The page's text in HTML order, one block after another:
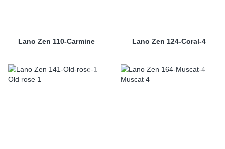
Lano Zen 110-Carmine Lano Zen 124-Coral-4